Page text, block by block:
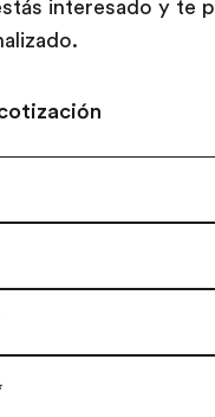
interesado y te